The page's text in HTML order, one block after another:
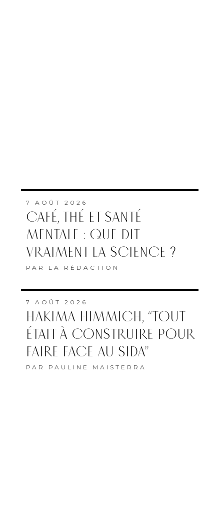
7 AOÛT 2026
CAFÉ, THÉ ET SANTÉ
MENTALE : QUE DIT
VRAIMENT LA SCIENCE ?
PAR LA RÉDACTION
7 AOÛT 2026
HAKIMA HIMMICH, “TOUT
ÉTAIT À CONSTRUIRE POUR
FAIRE FACE AU SIDA”
PAR PAULINE MAISTERRA